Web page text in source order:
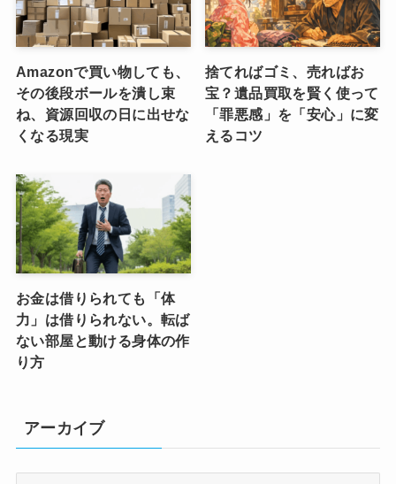
Amazonで買い物しても、
その後段ボールを潰し束
ね、資源回収の日に出せな
くなる現実
捨てればゴミ、売ればお
宝？遺品買取を賢く使って
「罪悪感」を「安心」に変
えるコツ
お金は借りられても「体
力」は借りられない。転ば
ない部屋と動ける身体の作
り方
アーカイブ